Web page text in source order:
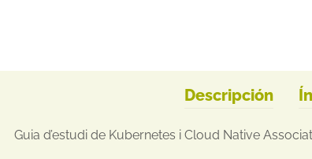
Descripción
Guia d’estudi de Kubernetes i Cloud Native